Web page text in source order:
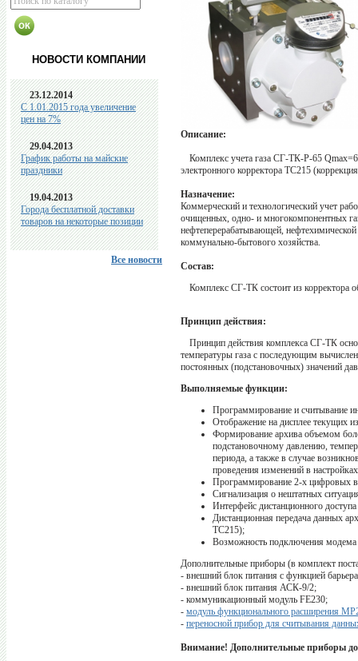
НОВОСТИ КОМПАНИИ
23.12.2014
C 1.01.2015 года увеличение
цен на 7%
29.04.2013
График работы на майские
праздники
19.04.2013
Города бесплатной доставки
товаров на некоторые позиции
Все новости
Описание:
Комплекс учета газа СГ-ТК-Р-65
электронного корректора ТС215
Назначение:
Коммерческий и технологический учет
очищенных, одно- и многокомпонентных
нефтеперерабатывающей,
коммунально-бытового хозяйства.
Состав:
Комплекс СГ-ТК состоит из корректора
Принцип действия:
Принцип действия комплекса СГ-ТК
температуры газа с последующим
постоянных (подстановочных) значений
Выполняемые функции:
Программирование и считывание
Отображение на дисплее текущих
Формирование архива объемом
подстановочному давлению,
периода, а также в случае
проведения изменений в
Программирование 2-х цифровых
Сигнализация о нештатных
Интерфейс дистанционного
Дистанционная передача данных
ТС215);
Возможность подключения
Дополнительные приборы (в комплект
- внешний блок питания с функцией
- внешний блок питания АСК-9/2;
- коммуникационный модуль FE230;
- модуль функционального расширения
- переносной прибор для считывания
Внимание! Дополнительные приборы